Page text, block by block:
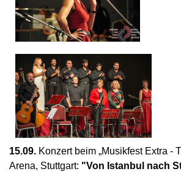
15.09. Konzert beim „Musikfest Extra -
Arena, Stuttgart: "Von Istanbul nach